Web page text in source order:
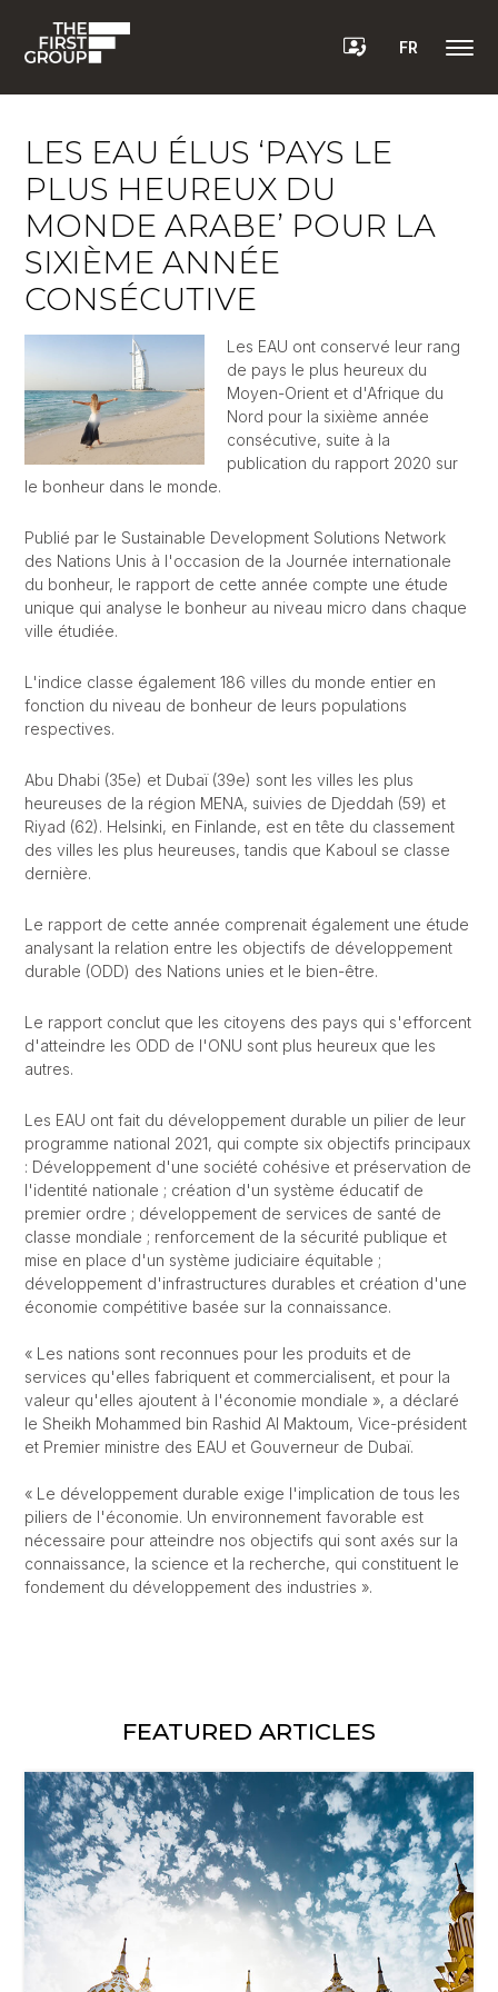
FR
LES EAU ÉLUS ‘PAYS LE
PLUS HEUREUX DU
MONDE ARABE’ POUR LA
SIXIÈME ANNÉE
CONSÉCUTIVE
Les EAU ont conservé leur rang
de pays le plus heureux du
Moyen-Orient et d'Afrique du
Nord pour la sixième année
consécutive, suite à la
publication du rapport 2020 sur
le bonheur dans le monde.
Publié par le Sustainable Development Solutions Network
des Nations Unis à l'occasion de la Journée internationale
du bonheur, le rapport de cette année compte une étude
unique qui analyse le bonheur au niveau micro dans chaque
ville étudiée.
L'indice classe également 186 villes du monde entier en
fonction du niveau de bonheur de leurs populations
respectives.
Abu Dhabi (35e) et Dubaï (39e) sont les villes les plus
heureuses de la région MENA, suivies de Djeddah (59) et
Riyad (62). Helsinki, en Finlande, est en tête du classement
des villes les plus heureuses, tandis que Kaboul se classe
dernière.
Le rapport de cette année comprenait également une étude
analysant la relation entre les objectifs de développement
durable (ODD) des Nations unies et le bien-être.
Le rapport conclut que les citoyens des pays qui s'efforcent
d'atteindre les ODD de l'ONU sont plus heureux que les
autres.
Les EAU ont fait du développement durable un pilier de leur
programme national 2021, qui compte six objectifs principaux
: Développement d'une société cohésive et préservation de
l'identité nationale ; création d'un système éducatif de
premier ordre ; développement de services de santé de
classe mondiale ; renforcement de la sécurité publique et
mise en place d'un système judiciaire équitable ;
développement d'infrastructures durables et création d'une
économie compétitive basée sur la connaissance.
« Les nations sont reconnues pour les produits et de
services qu'elles fabriquent et commercialisent, et pour la
valeur qu'elles ajoutent à l'économie mondiale », a déclaré
le Sheikh Mohammed bin Rashid Al Maktoum, Vice-président
et Premier ministre des EAU et Gouverneur de Dubaï.
« Le développement durable exige l'implication de tous les
piliers de l'économie. Un environnement favorable est
nécessaire pour atteindre nos objectifs qui sont axés sur la
connaissance, la science et la recherche, qui constituent le
fondement du développement des industries ».
FEATURED ARTICLES